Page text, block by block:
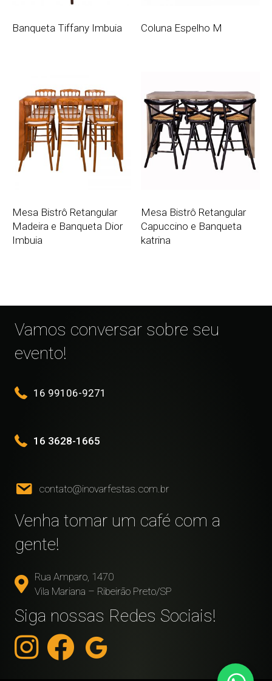
Banqueta Tiffany Imbuia Coluna Espelho M
Mesa Bistrô Retangular
Madeira e Banqueta Dior
Imbuia
Mesa Bistrô Retangular
Capuccino e Banqueta
katrina
Vamos conversar sobre seu
evento!
16 99106-9271
16 3628-1665
contato@inovarfestas.com.br
Venha tomar um café com a
gente!
Rua Amparo, 1470
Vila Mariana – Ribeirão Preto/SP
Siga nossas Redes Sociais!